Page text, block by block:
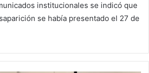
institucionales se indicó que
se había presentado el 27 de